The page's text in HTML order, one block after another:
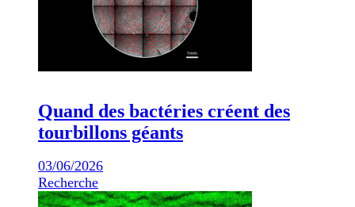
Quand des bactéries créent des
tourbillons géants
03/06/2026
Recherche